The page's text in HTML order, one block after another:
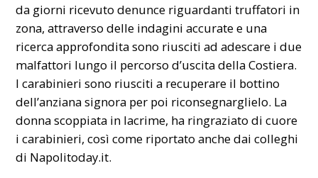
da giorni ricevuto denunce riguardanti truffatori in
zona, attraverso delle indagini accurate e una
ricerca approfondita sono riusciti ad adescare i due
malfattori lungo il percorso d’uscita della Costiera.
I carabinieri sono riusciti a recuperare il bottino
dell’anziana signora per poi riconsegnarglielo. La
donna scoppiata in lacrime, ha ringraziato di cuore
i carabinieri, così come riportato anche dai colleghi
di Napolitoday.it.